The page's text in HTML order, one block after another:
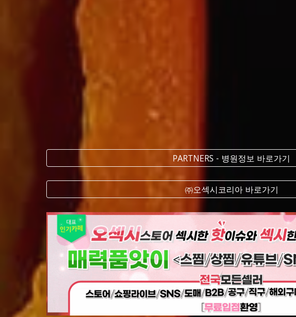
PARTNERS - 병원정보 바로가기
㈜오섹시코리아 바로가기